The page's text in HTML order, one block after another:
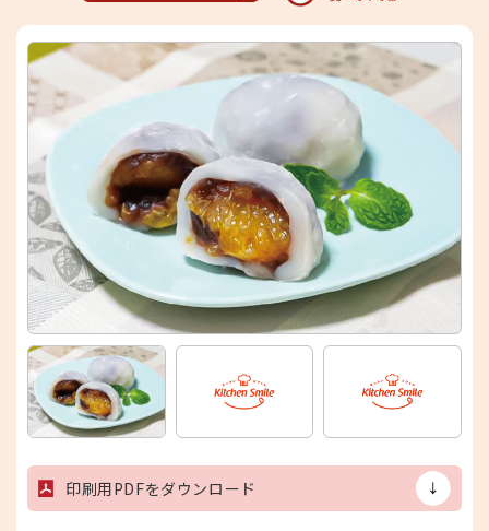
印刷用PDFをダウンロード